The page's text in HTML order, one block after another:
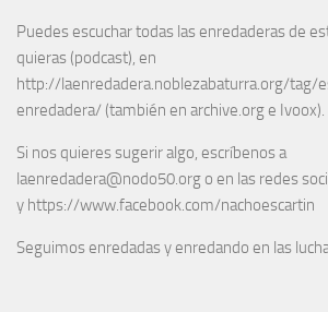
Puedes escuchar todas las enredaderas de
quieras (podcast), en
http://laenredadera.noblezabaturra.org/tag/
enredadera/ (también en archive.org e Ivoox).
Si nos quieres sugerir algo, escríbenos a
laenredadera@nodo50.org o en las redes
y https://www.facebook.com/nachoescartin
Seguimos enredadas y enredando en las